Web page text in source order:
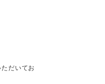
だいてお